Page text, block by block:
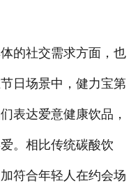
的社交需求方面，也
日场景中，健力宝第
表达爱意健康饮品，
。相比传统碳酸饮
符合年轻人在约会场